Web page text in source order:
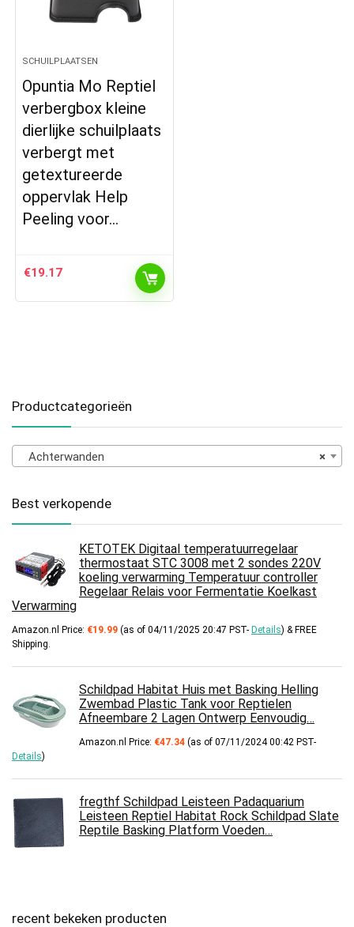
SCHUILPLAATSEN
Opuntia Mo Reptiel
verbergbox kleine
dierlijke schuilplaats
verbergt met
getextureerde
oppervlak Help
Peeling voor…
€19.17
Productcategorieën
×
Achterwanden
Best verkopende
KETOTEK Digitaal temperatuurregelaar
thermostaat STC 3008 met 2 sondes 220V
koeling verwarming Temperatuur controller
Regelaar Relais voor Fermentatie Koelkast
Verwarming
Amazon.nl Price: €19.99 (as of 04/11/2025 20:47 PST- Details) &FREE
Shipping.
Schildpad Habitat Huis met Basking Helling
Zwembad Plastic Tank voor Reptielen
Afneembare 2 Lagen Ontwerp Eenvoudig…
Amazon.nl Price: €47.34 (as of 07/11/2024 00:42 PST-
Details)
fregthf Schildpad Leisteen Padaquarium
Leisteen Reptiel Habitat Rock Schildpad Slate
Reptile Basking Platform Voeden…
recent bekeken producten